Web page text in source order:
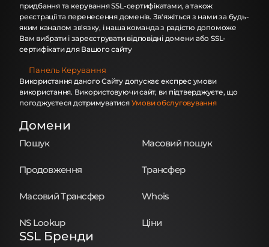
придбання та керування SSL-сертифікатами, а також
реєстрації та перенесення доменів. Зв'яжіться з нами за будь-
яким каналом зв'язку, і наша команда з радістю допоможе
Вам вибрати і зареєструвати відповідні домени або SSL-
сертифікати для Вашого сайту
Панель Керування
Використання даного Сайту допускає експрес умови
використання. Використовуючи сайт, ви підтверджуєте, що
погоджуєтеся дотримуватися Умови обслуговування
Домени
Пошук Масовий пошук
Продовження Трансфер
Масовий Трансфер Whois
NS Lookup Ціни
SSL Бренди